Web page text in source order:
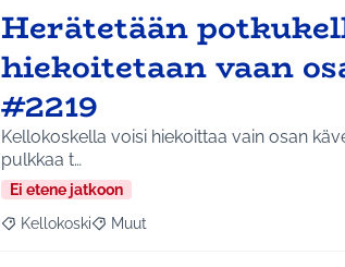
Herätetään
hiekoitetaan vaan
#2219
Kellokoskella voisi hiekoittaa vain osan
pulkkaa t…
Ei etene jatkoon
Rajaa tulokset aihepiirin mukaan: Kellokoski
Kellokoski Rajaa tulokset teeman mukaan:
Muut